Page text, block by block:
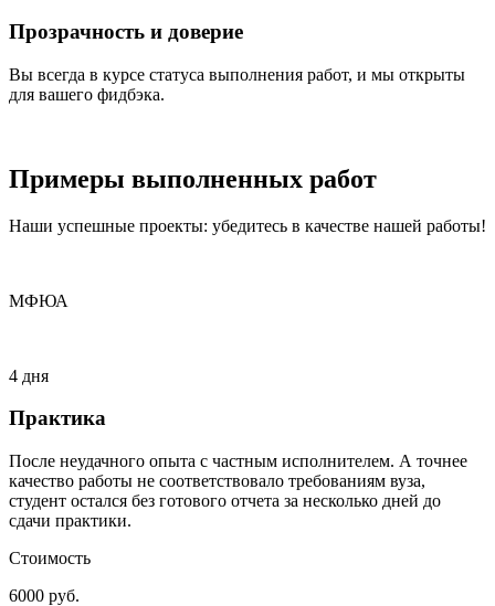
Прозрачность и доверие
Вы всегда в курсе статуса выполнения работ, и мы открыты
для вашего фидбэка.
Примеры выполненных работ
Наши успешные проекты: убедитесь в качестве нашей работы!
МФЮА
4 дня
Практика
После неудачного опыта с частным исполнителем. А точнее
качество работы не соответствовало требованиям вуза,
студент остался без готового отчета за несколько дней до
сдачи практики.
Стоимость
6000 руб.